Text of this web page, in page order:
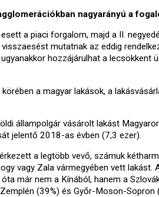
nagyarányú a
a piaci forgalom, majd a II.
mutatnak az eddig
hozzájárulhat a
a magyar lakások, a
állampolgár vásárolt lakást
jelentő 2018-as évben (7,3 ezer).
a legtöbb vevő, számuk
vagy Zala vármegyében vett lakást.
már nem a Kínából, hanem a
(39%) és Győr-Moson-Sopron